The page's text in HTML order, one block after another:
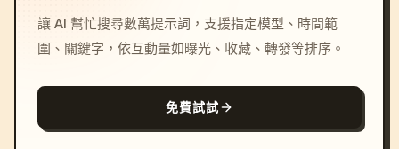
讓 AI 幫忙搜尋數萬提示詞，支援指定模型、時間範
圍、關鍵字，依互動量如曝光、收藏、轉發等排序。
免費試試